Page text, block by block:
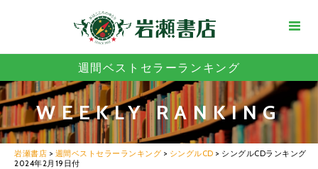
週間ベストセラーランキング
WEEKLY RANKING
岩瀬書店 > 週間ベストセラーランキング > シングルCD > シングルCDランキング
2024年2月19日付